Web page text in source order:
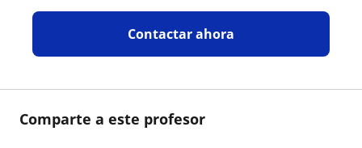
Comparte a este profesor
Contactar ahora